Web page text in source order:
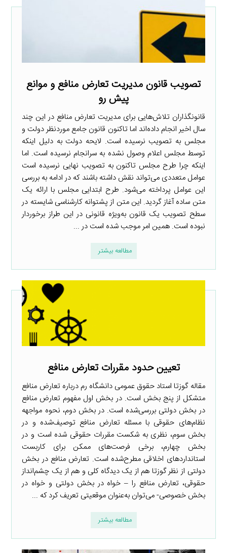
تصویب قانون مدیریت تعارض منافع و موانع
پیش رو
قانونگذاران تلاش‌هایی برای مدیریت تعارض منافع در این چند
سال اخیر انجام داده‌اند اما تاکنون قانون جامع موردنظر دولت و
مجلس به تصویب نرسیده است. لایحه دولت به دلیل اینکه
توسط مجلس اعلام وصول نشده به سرانجام نرسیده است. اما
اینکه چرا طرح مجلس تاکنون به تصویب نهایی نرسیده است
عوامل متعددی می‌تواند نقش داشته باشند که در ادامه به بررسی
این عوامل پرداخته می‌شود. طرح ابتدایی مجلس با ارائه یک
متن ساده آغاز گردید. این متن از پشتوانه کارشناسی شایسته در
سطح تصویب یک قانون به‌ویژه قانونی در این طراز برخوردار
نبوده است. همین امر موجب شده است در ...
مطالعه بیشتر
تعیین حدود مقررات تعارض منافع
مقاله گوزتا استاد حقوق عمومی دانشگاه رم درباره تعارض منافع
متشکل از پنج بخش است. در بخش اول مفهوم تعارض منافع
در بخش دولتی بررسی‌شده است. در بخش دوم، نحوه مواجهه
نظام‌های حقوقی با مسئله تعارض منافع توصیف‌شده و در
بخش سوم، نظری به شکست مقررات حقوقی شده است و در
بخش چهارم، برخی فرصت‌های ممکن برای کاربست
استانداردهای اخلاقی مطرح‌شده است. تعارض منافع در بخش
دولتی از نظر گوزتا هم از یک دیدگاه کلی و هم از یک چشم‌انداز
حقوقی، تعارض منافع را – خواه در بخش دولتی و خواه در
بخش خصوصی- می‌توان به‌عنوان موقعیتی تعریف کرد که ...
مطالعه بیشتر